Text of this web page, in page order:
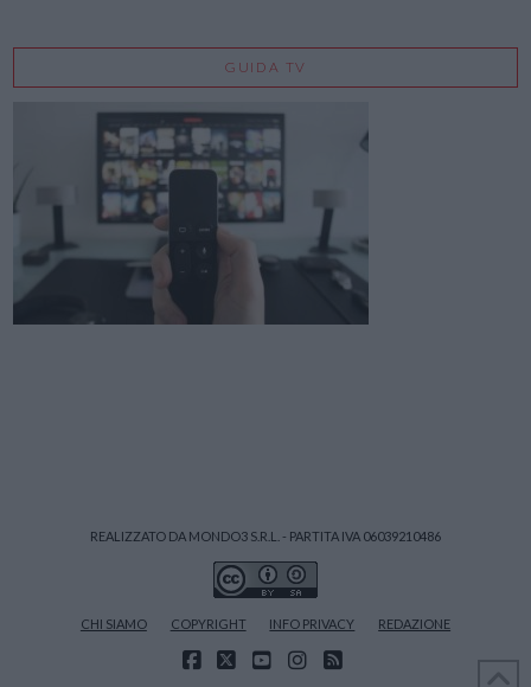
GUIDA TV
REALIZZATO DA MONDO3 S.R.L. - PARTITA IVA 06039210486
CHI SIAMO COPYRIGHT INFO PRIVACY REDAZIONE